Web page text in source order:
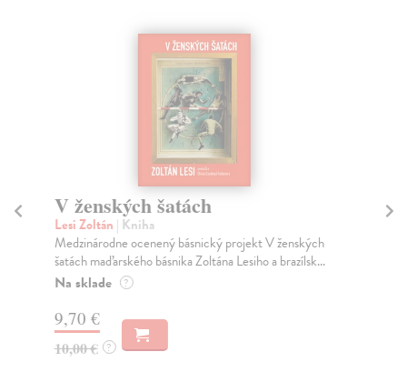
V ženských šatách
Lesi Zoltán | Kniha
Medzinárodne ocenený básnický projekt V ženských
šatách maďarského básnika Zoltána Lesiho a brazílsk...
Na sklade ?
9,70 €
10,00 € ?